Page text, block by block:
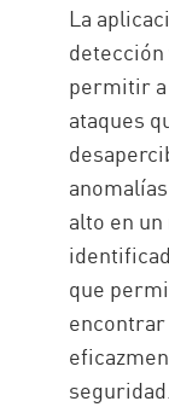
La
detección
permitir
ataques
alto en
que